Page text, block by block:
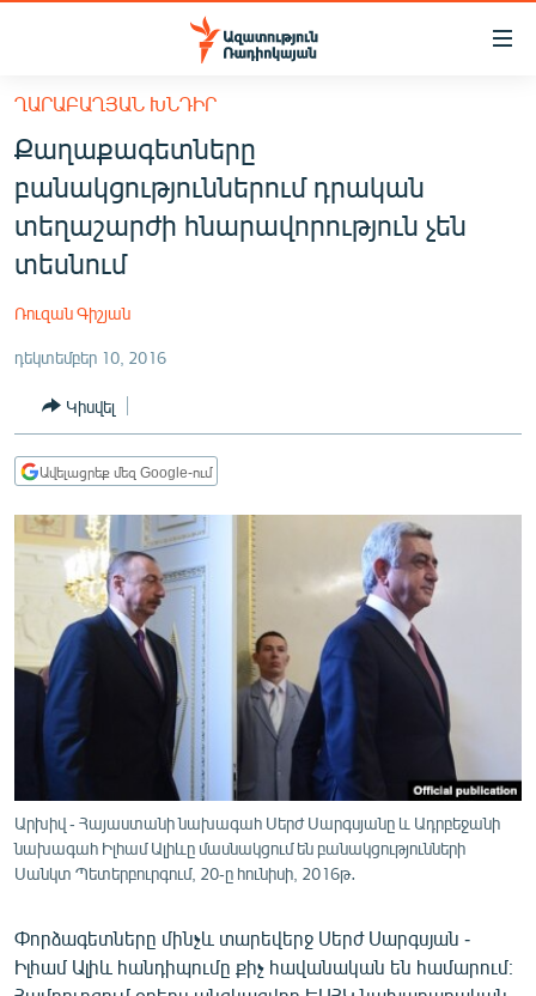
Մատչելիության
հիմնական
բովանդակությանը
Անցնել
հիմնական
մենյուին
Որոնում
ՀԱՅԱՍՏԱՆ
ՔԱՂԱՔԱԿԱՆ
ԸՆՏՐՈՒԹՅՈՒՆՆԵՐ 2026
ՊԱՏԵՐԱԶՄԻ 6 ՇԱԲԱԹՆԵՐԸ
ՏԱՐԱԾԱՇՐՋԱՆ
ՄԻՋԱԶԳԱՅԻՆ
ՄՇԱԿՈՒՅԹ
ՍՊՈՐՏ
ՄԵԿՆԱԲԱՆՈՒԹՅՈՒՆ
ՏՏ ԵՒ ԻՆՏԵՐՆԵՏ
ԿՈՐՈՆԱՎԻՐՈՒՍ
ԱՐԽԻՎ
ՏԵՍԱՆՅՈՒԹԵՐ
ՁԳՏԵԼՈՎ ԼԱՎԱԳՈՒՅՆԻՆ
ՓՈԴՔԱՍԹ
ՂԱՐԱԲԱՂՅԱՆ ԽՆԴԻՐ
Քաղաքագետները
բանակցություններում դրական
տեղաշարժի հնարավորություն չեն
տեսնում
Ռուզան Գիշյան
դեկտեմբեր 10, 2016
Կիսվել
Ավելացրեք մեզ Google-ում
Արխիվ - Հայաստանի նախագահ Սերժ Սարգսյանը և Ադրբեջանի
նախագահ Իլհամ Ալիևը մասնակցում են բանակցությունների
Սանկտ Պետերբուրգում, 20-ը հունիսի, 2016թ․
Փորձագետները մինչև տարեվերջ Սերժ Սարգսյան -
Իլհամ Ալիև հանդիպումը քիչ հավանական են համարում։